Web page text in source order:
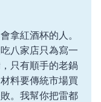
拿紅酒杯的人。
八家店只為寫一
只有順手的老鍋
料要傳統市場買
。我幫你把雷都